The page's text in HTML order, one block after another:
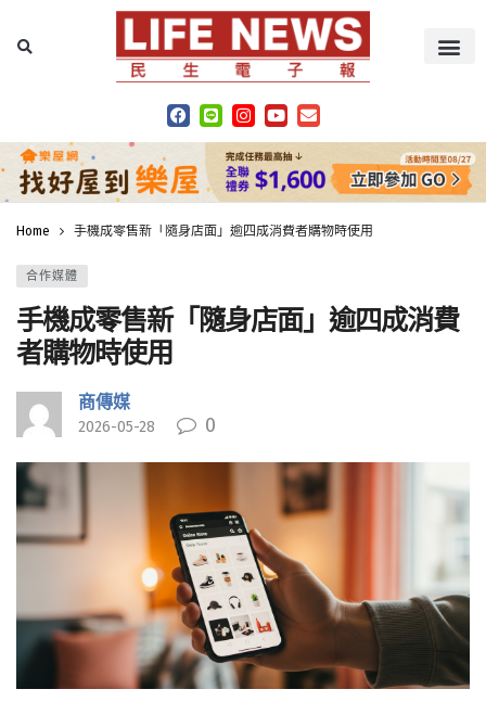
Home 手機成零售新「隨身店面」逾四成消費者購物時使用
合作媒體
手機成零售新「隨身店面」逾四成消費
者購物時使用
商傳媒
2026-05-28 0